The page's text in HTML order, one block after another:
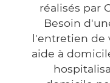
réalisés par
Besoin
l'entretien de
aide à